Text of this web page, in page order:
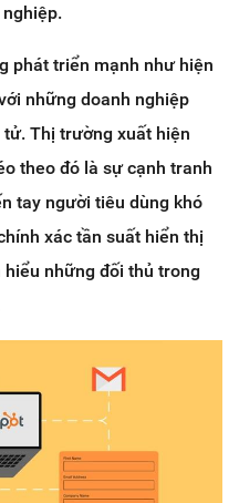
phát triển mạnh như hiện
những doanh nghiệp
Thị trường xuất hiện
theo đó là sự cạnh tranh
tay người tiêu dùng khó
xác tần suất hiển thị
những đối thủ trong